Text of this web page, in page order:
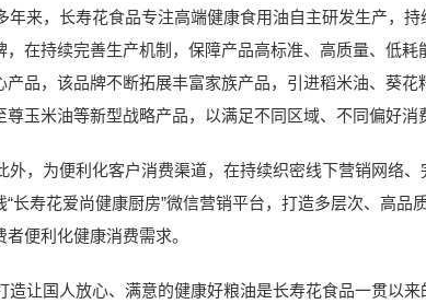
，长寿花食品专注高端健康食用油自主研发生产，持
，在持续完善生产机制，保障产品高标准、高质量、低
产品，该品牌不断拓展丰富家族产品，引进稻米油、葵
尊玉米油等新型战略产品，以满足不同区域、不同偏好消
为便利化客户消费渠道，在持续织密线下营销网络、
“长寿花爱尚健康厨房”微信营销平台，打造多层次、高
者便利化健康消费需求。
国人放心、满意的健康好粮油是长寿花食品一贯以来